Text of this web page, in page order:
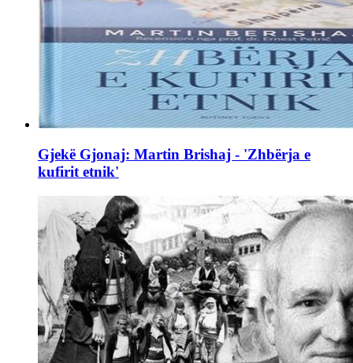
Gjekë Gjonaj: Martin Brishaj - 'Zhbërja e
kufirit etnik'